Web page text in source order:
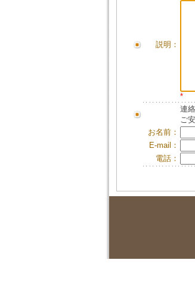
説明：
*
連
ご
お名前：
E-mail：
電話：